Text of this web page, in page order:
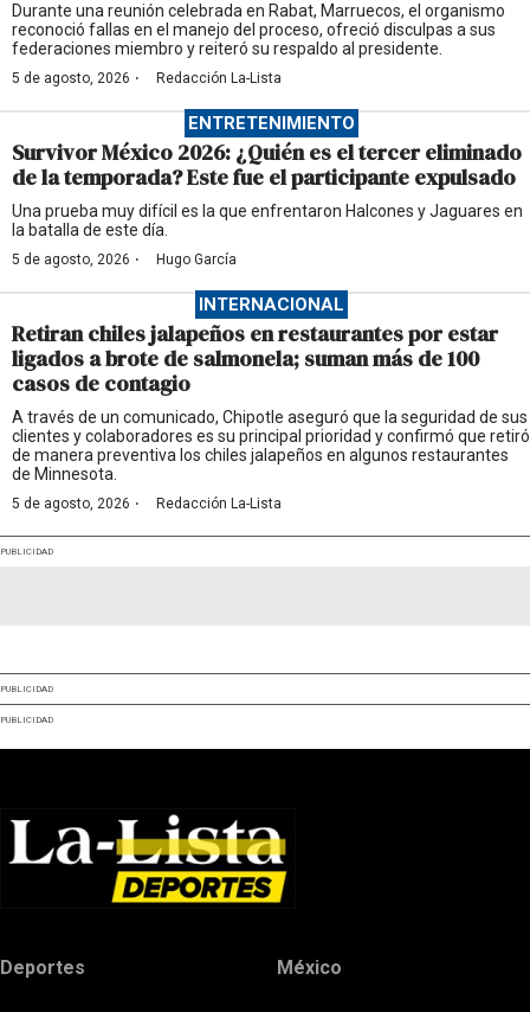
Durante una reunión celebrada en Rabat, Marruecos, el organismo
reconoció fallas en el manejo del proceso, ofreció disculpas a sus
federaciones miembro y reiteró su respaldo al presidente.
5 de agosto, 2026 · Redacción La-Lista
ENTRETENIMIENTO
Survivor México 2026: ¿Quién es el tercer eliminado
de la temporada? Este fue el participante expulsado
Una prueba muy difícil es la que enfrentaron Halcones y Jaguares en
la batalla de este día.
5 de agosto, 2026 · Hugo García
INTERNACIONAL
Retiran chiles jalapeños en restaurantes por estar
ligados a brote de salmonela; suman más de 100
casos de contagio
A través de un comunicado, Chipotle aseguró que la seguridad de sus
clientes y colaboradores es su principal prioridad y confirmó que retiró
de manera preventiva los chiles jalapeños en algunos restaurantes
de Minnesota.
5 de agosto, 2026 · Redacción La-Lista
PUBLICIDAD
PUBLICIDAD
PUBLICIDAD
Deportes México